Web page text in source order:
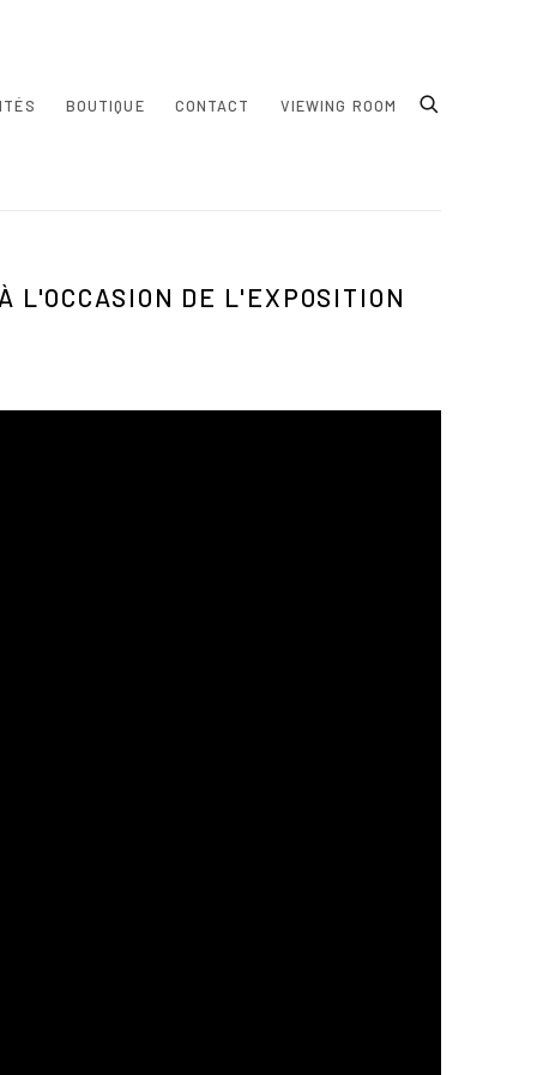
BOUTIQUE CONTACT VIEWING ROOM
DE L'EXPOSITION